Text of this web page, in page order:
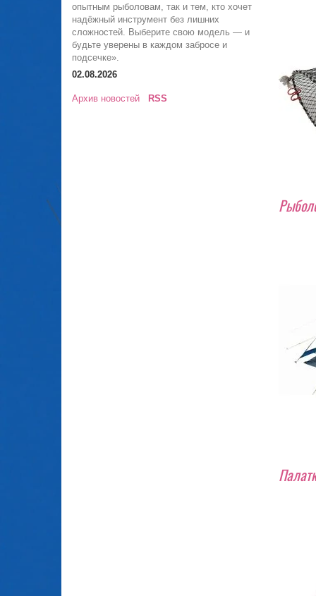
опытным рыболовам, так и тем, кто хочет
надёжный инструмент без лишних
сложностей. Выберите свою модель — и
будьте уверены в каждом забросе и
подсечке».
02.08.2026
Архив новостей RSS